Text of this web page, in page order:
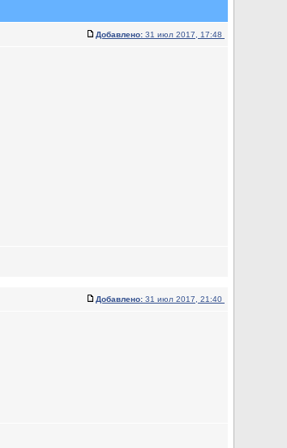
Добавлено: 31 июл 2017, 17:48
Добавлено: 31 июл 2017, 21:40